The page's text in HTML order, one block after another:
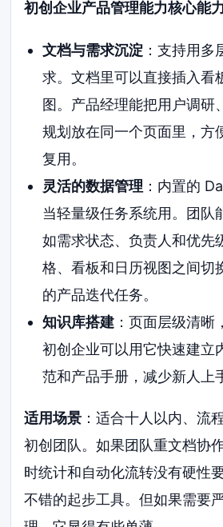
初创企业产品管理能力核心能力
文档与需求沉淀：支持用多
求。文档里可以直接插入看
图。产品经理能把用户调研
规划放在同一个页面里，方
复用。
灵活的数据管理 ：内置的
当轻量级任务系统用。团队
如需求状态、负责人和优先
格、看板和日历视图之间切
的产品迭代任务。
知识库搭建：页面层级清晰
初创企业可以用它快速建立
范和产品手册，减少新人上
适用场景 ：适合十人以内、流
初创团队。如果团队重文档协
时统计和自动化流转没有硬性
不错的起步工具。但如果需要